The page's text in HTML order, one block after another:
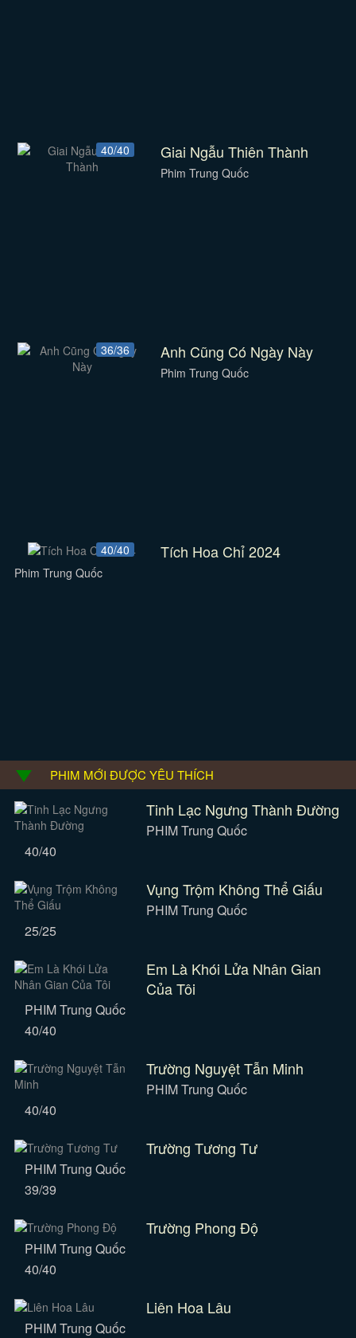
40/40 Giai Ngẫu Thiên Thành
Phim Trung Quốc
36/36 Anh Cũng Có Ngày Này
Phim Trung Quốc
40/40 Tích Hoa Chỉ 2024
Phim Trung Quốc
PHIM MỚI ĐƯỢC YÊU THÍCH
Tinh Lạc Ngưng Thành Đường
PHIM Trung Quốc
40/40
Vụng Trộm Không Thể Giấu
PHIM Trung Quốc
25/25
Em Là Khói Lửa Nhân Gian
Của Tôi
PHIM Trung Quốc
40/40
Trường Nguyệt Tẫn Minh
PHIM Trung Quốc
40/40
Trường Tương Tư
PHIM Trung Quốc
39/39
Trường Phong Độ
PHIM Trung Quốc
40/40
Liên Hoa Lâu
PHIM Trung Quốc